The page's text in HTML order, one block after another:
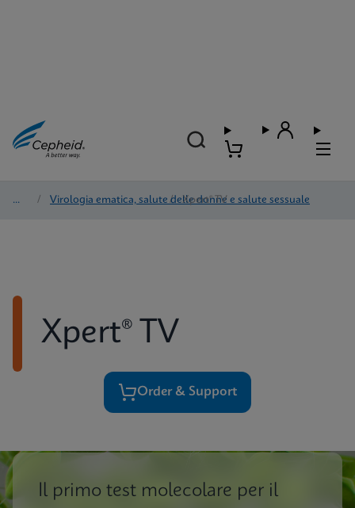
Test / Virologia ematica, salute delle donne e salute sessuale
/ Xpert® TV
Xpert® TV
Order & Support
Il primo test molecolare per il